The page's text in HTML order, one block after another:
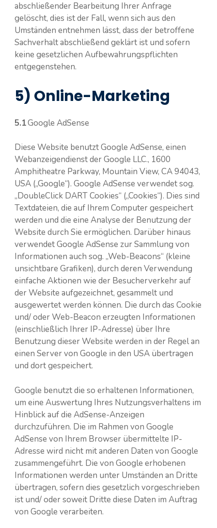
abschließender Bearbeitung Ihrer Anfrage
gelöscht, dies ist der Fall, wenn sich aus den
Umständen entnehmen lässt, dass der betroffene
Sachverhalt abschließend geklärt ist und sofern
keine gesetzlichen Aufbewahrungspflichten
entgegenstehen.
5) Online-Marketing
5.1Google AdSense
Diese Website benutzt Google AdSense, einen
Webanzeigendienst der Google LLC., 1600
Amphitheatre Parkway, Mountain View, CA 94043,
USA („Google“). Google AdSense verwendet sog.
„DoubleClick DART Cookies“ („Cookies“). Dies sind
Textdateien, die auf Ihrem Computer gespeichert
werden und die eine Analyse der Benutzung der
Website durch Sie ermöglichen. Darüber hinaus
verwendet Google AdSense zur Sammlung von
Informationen auch sog. „Web-Beacons“ (kleine
unsichtbare Grafiken), durch deren Verwendung
einfache Aktionen wie der Besucherverkehr auf
der Website aufgezeichnet, gesammelt und
ausgewertet werden können. Die durch das Cookie
und/ oder Web-Beacon erzeugten Informationen
(einschließlich Ihrer IP-Adresse) über Ihre
Benutzung dieser Website werden in der Regel an
einen Server von Google in den USA übertragen
und dort gespeichert.
Google benutzt die so erhaltenen Informationen,
um eine Auswertung Ihres Nutzungsverhaltens im
Hinblick auf die AdSense-Anzeigen
durchzuführen. Die im Rahmen von Google
AdSense von Ihrem Browser übermittelte IP-
Adresse wird nicht mit anderen Daten von Google
zusammengeführt. Die von Google erhobenen
Informationen werden unter Umständen an Dritte
übertragen, sofern dies gesetzlich vorgeschrieben
ist und/ oder soweit Dritte diese Daten im Auftrag
von Google verarbeiten.